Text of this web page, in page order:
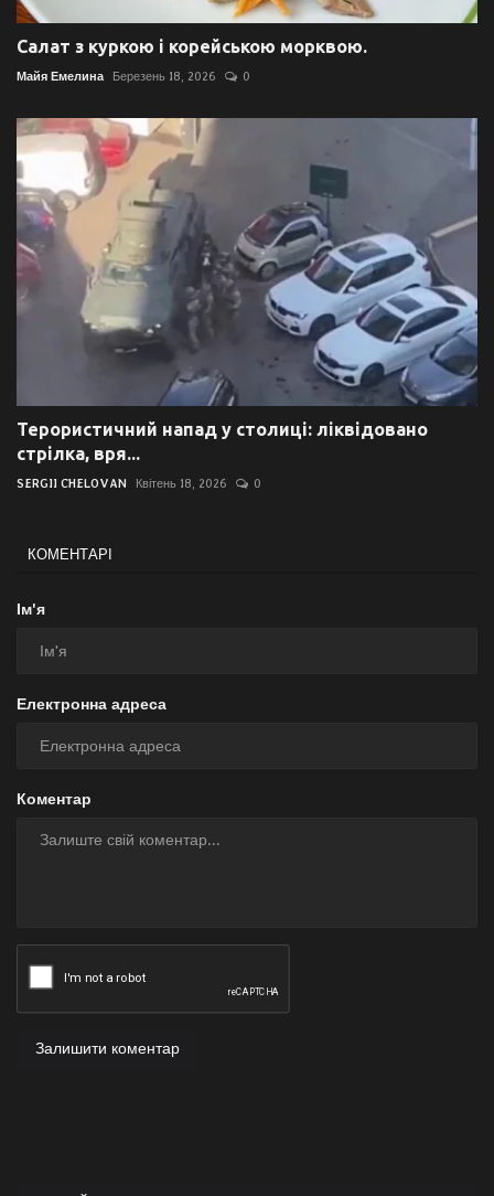
Салат з куркою і корейською морквою.
Майя Емелина Березень 18, 2026 0
Терористичний напад у столиці: ліквідовано
стрілка, вря...
SERGII CHELOVAN Квітень 18, 2026 0
КОМЕНТАРІ
Ім'я
Електронна адреса
Коментар
Залишити коментар